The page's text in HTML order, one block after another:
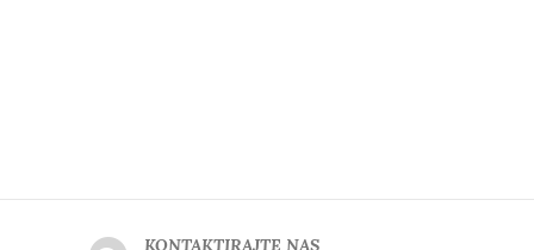
KONTAKTIRAJTE NAS